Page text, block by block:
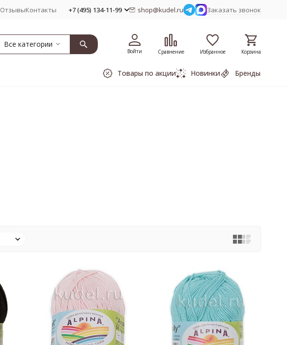
ОтзывыКонтакты +7 (495) 134-11-99 shop@kudel.ru Заказать звонок
Все категории
Войти Сравнение Избранное Корзина
Товары по акции Новинки Бренды